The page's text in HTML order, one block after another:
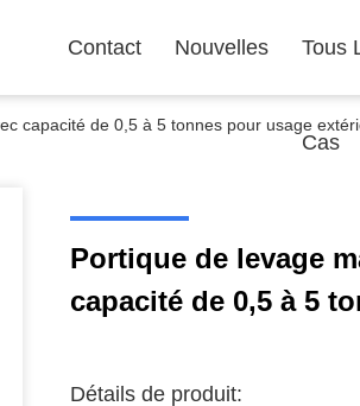
Contact Nouvelles Tous
Cas
capacité de 0,5 à 5 tonnes pour usage
Portique de levage
capacité de 0,5 à 5
Détails de produit: